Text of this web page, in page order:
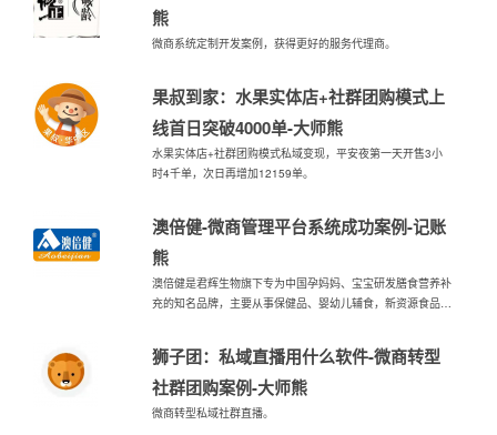
熊
微商系统定制开发案例，获得更好的服务代理商。
果叔到家：水果实体店+社群团购模式上
线首日突破4000单-大师熊
水果实体店+社群团购模式私域变现，平安夜第一天开售3小
时4千单，次日再增加12159单。
澳倍健-微商管理平台系统成功案例-记账
熊
澳倍健是君辉生物旗下专为中国孕妈妈、宝宝研发膳食营养补
充的知名品牌，主要从事保健品、婴幼儿辅食，新资源食品的
狮子团：私域直播用什么软件-微商转型
社群团购案例-大师熊
微商转型私域社群直播。